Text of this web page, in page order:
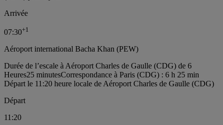
Arrivée
07:30+1
Aéroport international Bacha Khan (PEW)
Durée de l’escale à Aéroport Charles de Gaulle (CDG) de 6
Heures25 minutesCorrespondance à Paris (CDG) : 6 h 25 min
Départ le 11:20 heure locale de Aéroport Charles de Gaulle (CDG)
Départ
11:20